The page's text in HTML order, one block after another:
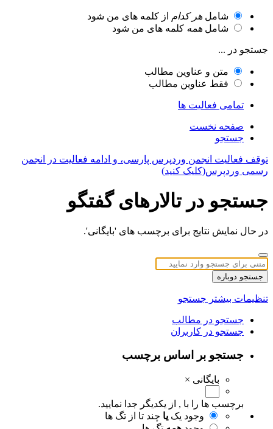
شامل هر کدام از کلمه های من شود
شامل همه کلمه های من شود
جستجو در ...
متن و عناوین مطالب
فقط عناوین مطالب
تمامی فعالیت ها
صفحه نخست
جستجو
توقف فعالیت انجمن وردپرس پارسی، و ادامه فعالیت در انجمن
رسمی وردپرس(کلیک کنید)
جستجو در تالارهای گفتگو
در حال نمایش نتایج برای برچسب های 'بایگانی'.
جستجو دوباره
تنظیمات بیشتر جستجو
جستجو در مطالب
جستجو در کاربران
جستجو بر اساس برچسب
بایگانی ×
برچسب ها را با , از یکدیگر جدا نمایید.
وجود یک یا چند تا از تگ ها